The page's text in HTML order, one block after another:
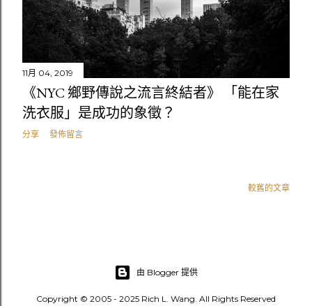
11月 04, 2019
《NYC 鄉野傳說之流言終結者》 「能在家
洗衣服」是成功的象徵？
分享 發佈留言
較舊的文章
由 Blogger 提供
Copyright © 2005 - 2025 Rich L. Wang. All Rights Reserved